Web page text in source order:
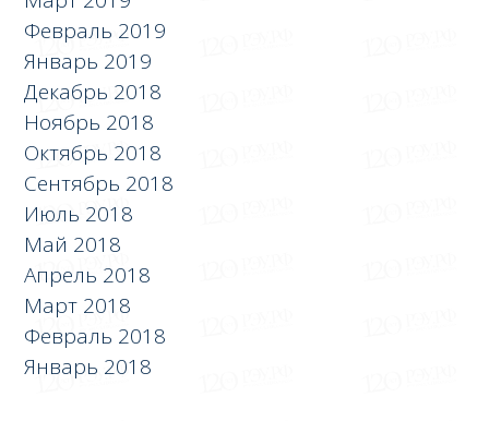
Февраль 2019
Январь 2019
Декабрь 2018
Ноябрь 2018
Октябрь 2018
Сентябрь 2018
Июль 2018
Май 2018
Апрель 2018
Март 2018
Февраль 2018
Январь 2018